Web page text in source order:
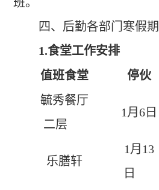
四、后勤各部门寒假
1.食堂工作安排
值班食堂
停伙
毓秀餐厅
二层
1 月 6日
乐膳轩
1 月 13
日